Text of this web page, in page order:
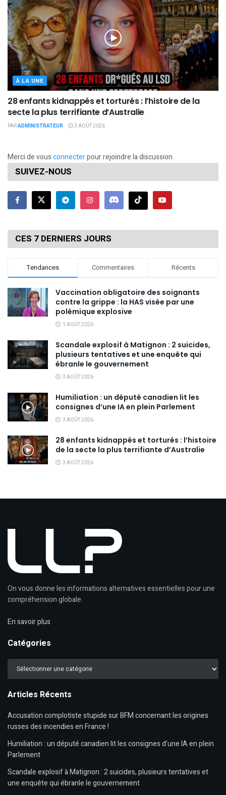
À LA UNE
28 enfants kidnappés et torturés : l’histoire de la
secte la plus terrifiante d’Australie
PARADMINISTRATEUR 3 AOÛT 2026
Merci de vousconnecterpour rejoindre la discussion.
SUIVEZ-NOUS
CES 7 DERNIERS JOURS
Tendances Commentaires Récents
Vaccination obligatoire des soignants
contre la grippe : la HAS visée par une
polémique explosive
1 AOÛT 2026
Scandale explosif à Matignon : 2 suicides,
plusieurs tentatives et une enquête qui
ébranle le gouvernement
3 AOÛT 2026
Humiliation : un député canadien lit les
consignes d’une IA en plein Parlement
3 AOÛT 2026
28 enfants kidnappés et torturés : l’histoire
de la secte la plus terrifiante d’Australie
3 AOÛT 2026
On vous donne les informations alternatives essentielles pour une
compréhension globale.
En savoir plus
Catégories
Catégories
Articles Récents
Accusation complotiste stupide sur BFM concernant les origines
russes des incendies en France !
Humiliation : un député canadien lit les consignes d’une IA en plein
Parlement
Scandale explosif à Matignon : 2 suicides, plusieurs tentatives et
une enquête qui ébranle le gouvernement